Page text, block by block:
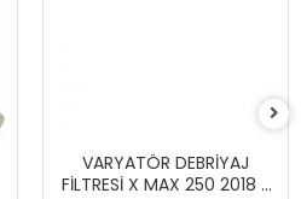
VARYATÖR DEBRİYAJ
FİLTRESİ X MAX 250 2018 -